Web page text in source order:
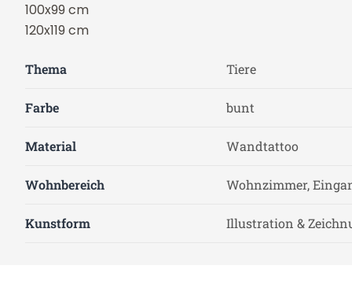
100x99 cm
120x119 cm
Thema Tiere
Farbe bunt
Material Wandtattoo
Wohnbereich Wohnzimmer,
Kunstform Illustration &